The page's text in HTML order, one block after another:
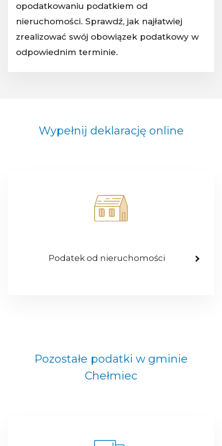
opodatkowaniu podatkiem od
nieruchomości. Sprawdź, jak najłatwiej
zrealizować swój obowiązek podatkowy w
odpowiednim terminie.
Wypełnij deklarację online
Podatek od nieruchomości
Pozostałe podatki w gminie
Chełmiec